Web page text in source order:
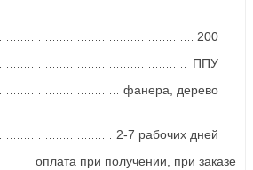
200
ППУ
фанера, дерево
2-7 рабочих дней
оплата при получении, при заказе